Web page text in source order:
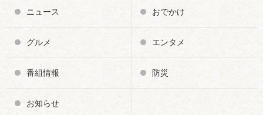
ニュース おでかけ
グルメ エンタメ
番組情報 防災
お知らせ